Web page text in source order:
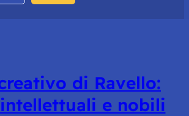
di Ravello:
e nobili